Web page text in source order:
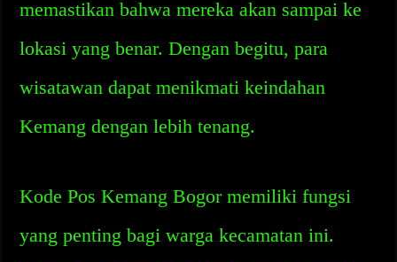
memastikan bahwa mereka akan sampai ke
lokasi yang benar. Dengan begitu, para
wisatawan dapat menikmati keindahan
Kemang dengan lebih tenang.
Kode Pos Kemang Bogor memiliki fungsi
yang penting bagi warga kecamatan ini.